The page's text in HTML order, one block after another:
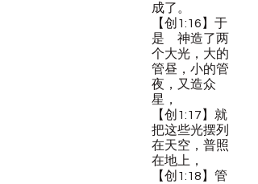
成了。
【创1:16】于
是　神造了两
个大光，大的
管昼，小的管
夜，又造众
星，
【创1:17】就
把这些光摆列
在天空，普照
在地上，
【创1:18】管